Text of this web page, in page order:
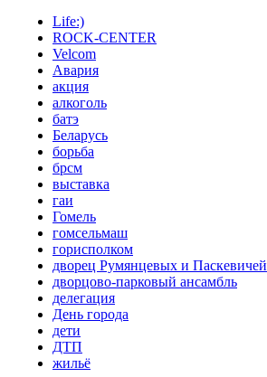
Life:)
ROCK-CENTER
Velcom
Авария
акция
алкоголь
батэ
Беларусь
борьба
брсм
выставка
гаи
Гомель
гомсельмаш
горисполком
дворец Румянцевых и Паскевичей
дворцово-парковый ансамбль
делегация
День города
дети
ДТП
жильё